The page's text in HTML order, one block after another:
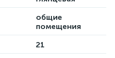
общие
помещения
21